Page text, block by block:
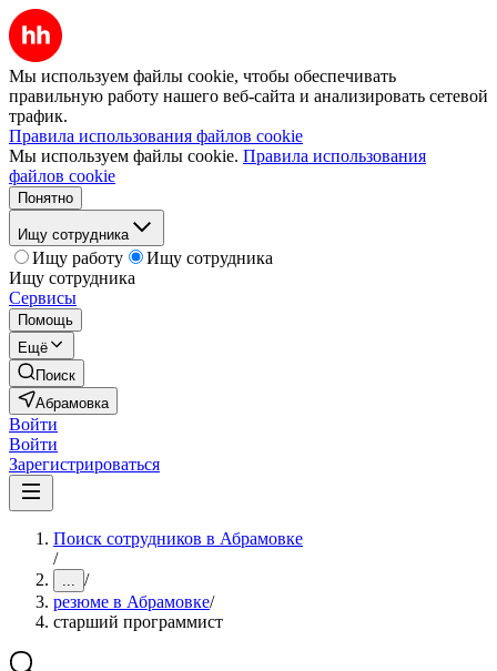
Мы используем файлы cookie, чтобы обеспечивать
правильную работу нашего веб-сайта и анализировать сетевой
трафик.
Правила использования файлов cookie
Мы используем файлы cookie. Правила использования
файлов cookie
Понятно
Ищу сотрудника
Ищу работу
Ищу сотрудника
Ищу сотрудника
Сервисы
Помощь
Ещё
Поиск
Абрамовка
Войти
Войти
Зарегистрироваться
Поиск сотрудников в Абрамовке
/
... /
резюме в Абрамовке/
старший программист